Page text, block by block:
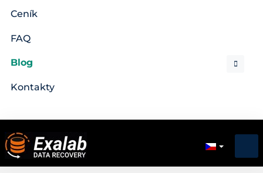
Ceník
FAQ
Blog
Kontakty